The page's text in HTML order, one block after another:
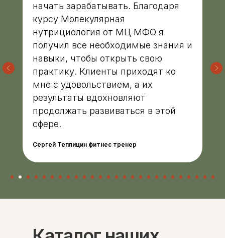
начать зарабатывать. Благодаря
курсу Молекулярная
нутрициология от МЦ МФО я
получил все необходимые знания и
навыки, чтобы открыть свою
практику. Клиенты приходят ко
мне с удовольствием, а их
результаты вдохновляют
продолжать развиваться в этой
сфере.
Сергей Теплицин фитнес тренер
Профессиональная подготовка
Для фармацевтов
Для биологов
Новые курсы
Детская нутрициология
Со средним образованием
С высшим образованием
Аккредитация
Прохождение тестов по клиническим
рекомендациям на портале НМО
Сопровождение первичной
специализированной аккредитации